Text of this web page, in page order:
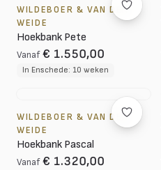
WILDEBOER & VAN DER
WEIDE
Hoekbank Pete
Vanaf € 1.550,00
In Enschede: 10 weken
WILDEBOER & VAN DER
WEIDE
Hoekbank Pascal
Vanaf € 1.320,00